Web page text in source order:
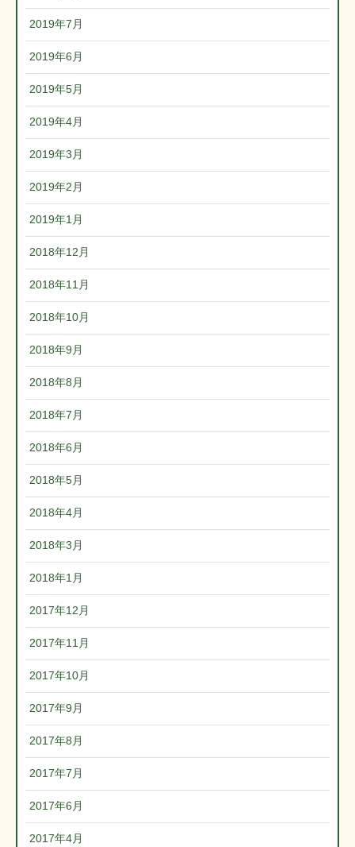
2019年7月
2019年6月
2019年5月
2019年4月
2019年3月
2019年2月
2019年1月
2018年12月
2018年11月
2018年10月
2018年9月
2018年8月
2018年7月
2018年6月
2018年5月
2018年4月
2018年3月
2018年1月
2017年12月
2017年11月
2017年10月
2017年9月
2017年8月
2017年7月
2017年6月
2017年4月